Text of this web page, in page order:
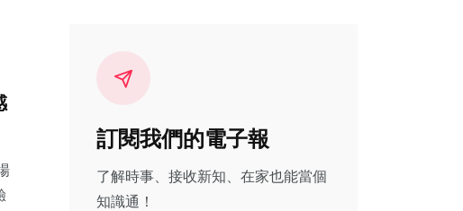
訂閱我們的電子報
了解時事、接收新知、在家也能當個
知識通！